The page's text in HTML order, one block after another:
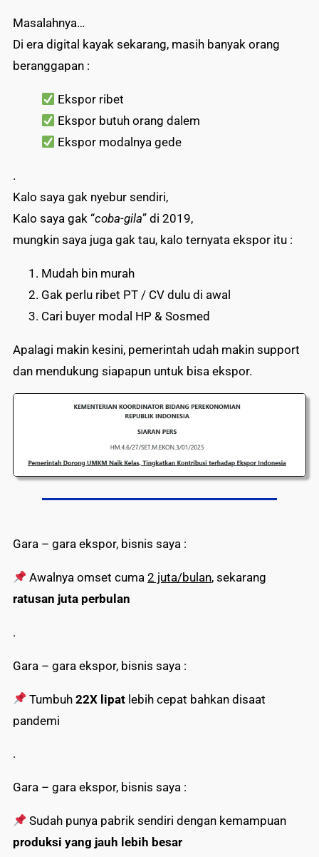
Masalahnya…
Di era digital kayak sekarang, masih banyak orang
beranggapan :
Ekspor ribet
Ekspor butuh orang dalem
Ekspor modalnya gede
.
Kalo saya gak nyebur sendiri,
Kalo saya gak “coba-gila” di 2019,
mungkin saya juga gak tau, kalo ternyata ekspor itu :
Mudah bin murah
Gak perlu ribet PT / CV dulu di awal
Cari buyer modal HP & Sosmed
Apalagi makin kesini, pemerintah udah makin support
dan mendukung siapapun untuk bisa ekspor.
Gara – gara ekspor, bisnis saya :
Awalnya omset cuma2 juta/bulan, sekarang
ratusan juta perbulan
.
Gara – gara ekspor, bisnis saya :
Tumbuh22X lipat lebih cepat bahkan disaat
pandemi
.
Gara – gara ekspor, bisnis saya :
Sudah punya pabrik sendiri dengan kemampuan
produksi yang jauh lebih besar